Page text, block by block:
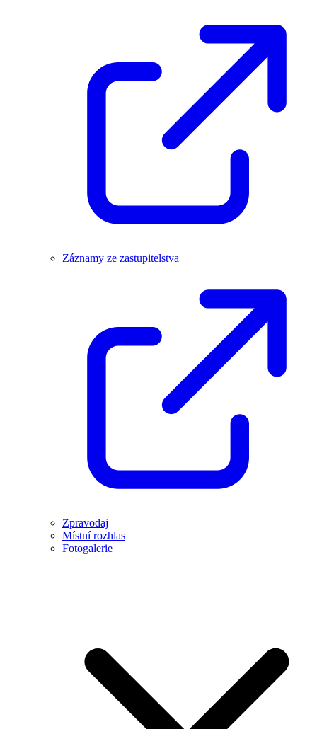
Záznamy ze zastupitelstva
Zpravodaj
Místní rozhlas
Fotogalerie